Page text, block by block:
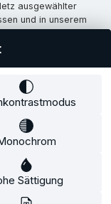
ausgewählter
und in unserem
und
Widerrufsformular
Sättigung